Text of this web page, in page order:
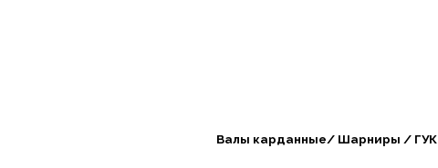
Валы карданные/ Шарниры / ГУК